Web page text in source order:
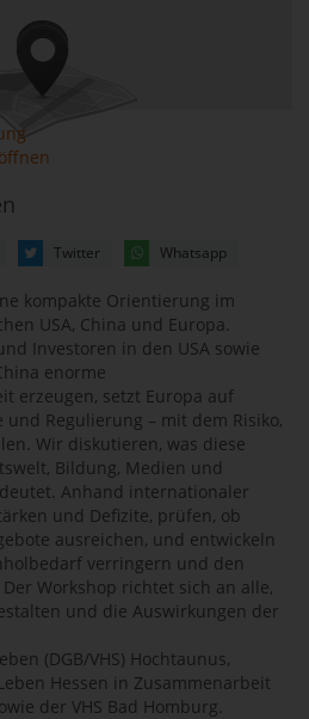
Twitter Whatsapp
kompakte Orientierung im
USA, China und Europa.
Investoren in den USA sowie
enorme
erzeugen, setzt Europa auf
Regulierung – mit dem Risiko,
Wir diskutieren, was diese
Bildung, Medien und
Anhand internationaler
und Defizite, prüfen, ob
ausreichen, und entwickeln
verringern und den
Workshop richtet sich an alle,
und die Auswirkungen der
(DGB/VHS) Hochtaunus,
Hessen in Zusammenarbeit
der VHS Bad Homburg.